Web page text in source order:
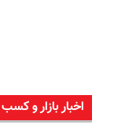
اخبار بازار و